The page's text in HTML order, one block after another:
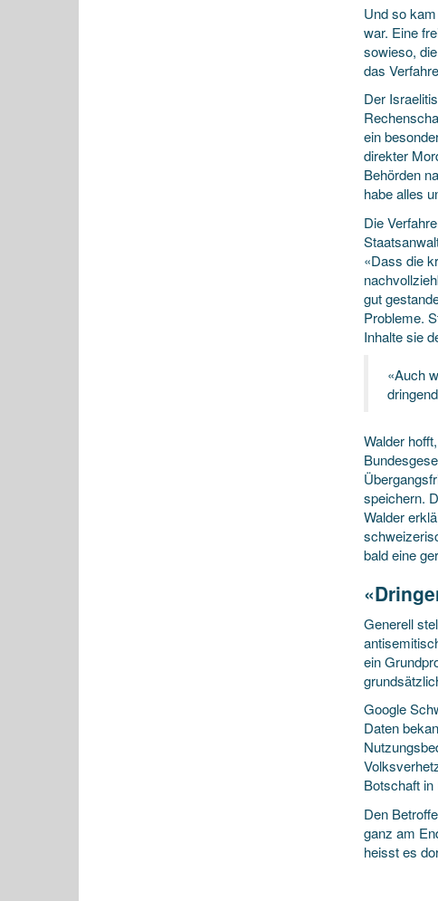
Und so
war. Eine
sowieso,
das
Der
ein
direkter
Behörden
habe alles
Die
«Dass die
gut
Probleme.
Inhalte sie
«Auch
Walder
speichern.
Walder
bald eine
Generell
ein
Google
Daten
Botschaft
Den
ganz am
heisst es